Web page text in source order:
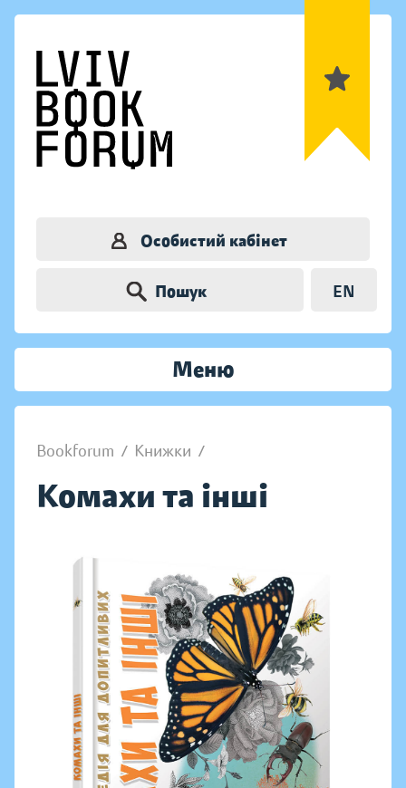
Особистий кабінет
Пошук EN
Меню
Bookforum / Книжки /
Комахи та інші